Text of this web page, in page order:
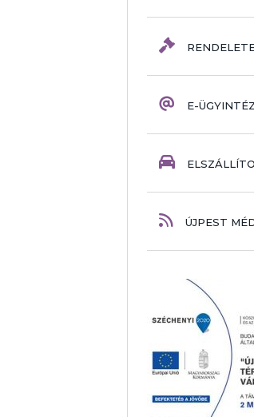
E-
ÚJPEST